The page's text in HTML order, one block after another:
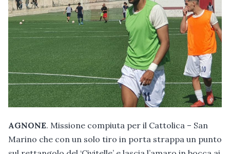
AGNONE. Missione compiuta per il Cattolica – San
Marino che con un solo tiro in porta strappa un punto